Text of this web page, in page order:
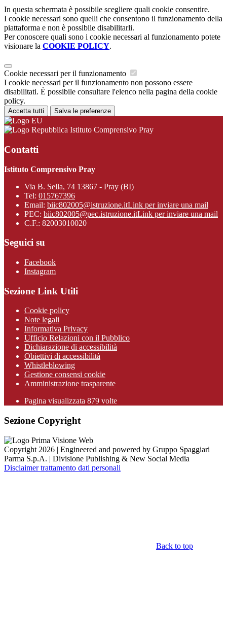
In questa schermata è possibile scegliere quali cookie consentire.
I cookie necessari sono quelli che consentono il funzionamento della
piattaforma e non è possibile disabilitarli.
Per conoscere quali sono i cookie necessari al funzionamento potete
visionare la COOKIE POLICY.
Cookie necessari per il funzionamento
I cookie necessari per il funzionamento non possono essere
disabilitati. È possibile consultare l'elenco nella pagina della cookie
policy.
Accetta tutti Salva le preferenze
Istituto Comprensivo Pray
Contatti
Istituto Comprensivo Pray
Via B. Sella, 74 13867 - Pray (BI)
Tel: 015767396
Email: biic802005@istruzione.itLink per inviare una mail
PEC: biic802005@pec.istruzione.itLink per inviare una mail
C.F.: 82003010020
Seguici su
Facebook
Instagram
Sezione Link Utili
Cookie policy
Note legali
Informativa Privacy
Ufficio Relazioni con il Pubblico
Dichiarazione di accessibilità
Obiettivi di accessibilità
Whistleblowing
Gestione consensi cookie
Amministrazione trasparente
Pagina visualizzata 879 volte
Sezione Copyright
Copyright 2026 | Engineered and powered by Gruppo Spaggiari
Parma S.p.A. | Divisione Publishing & New Social Media
Disclaimer trattamento dati personali
Back to top